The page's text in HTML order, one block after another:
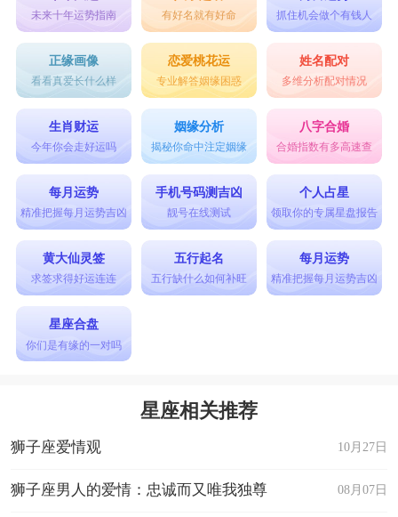
未来十年运势指南 有好名就有好命 抓住机会做个有钱人
正缘画像
看看真爱长什么样
恋爱桃花运
专业解答姻缘困惑
姓名配对
多维分析配对情况
生肖财运
今年你会走好运吗
姻缘分析
揭秘你命中注定姻缘
八字合婚
合婚指数有多高速查
每月运势
精准把握每月运势吉凶
手机号码测吉凶
靓号在线测试
个人占星
领取你的专属星盘报告
黄大仙灵签
求签求得好运连连
五行起名
五行缺什么如何补旺
每月运势
精准把握每月运势吉凶
星座合盘
你们是有缘的一对吗
星座相关推荐
10月27日
狮子座爱情观
08月07日
狮子座男人的爱情：忠诚而又唯我独尊